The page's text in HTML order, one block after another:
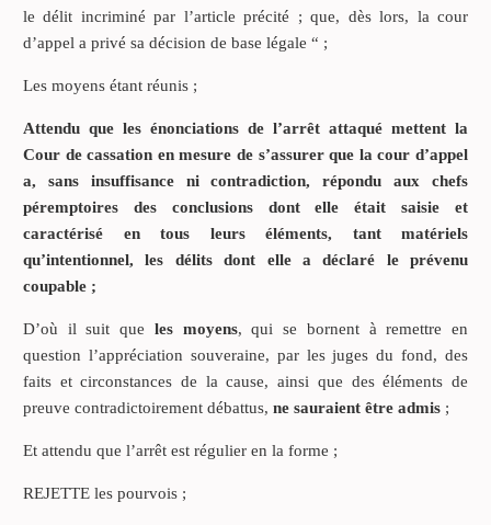
le délit incriminé par l’article précité ; que, dès lors, la cour
d’appel a privé sa décision de base légale “ ;
Les moyens étant réunis ;
Attendu que les énonciations de l’arrêt attaqué mettent la
Cour de cassation en mesure de s’assurer que la cour d’appel
a, sans insuffisance ni contradiction, répondu aux chefs
péremptoires des conclusions dont elle était saisie et
caractérisé en tous leurs éléments, tant matériels
qu’intentionnel, les délits dont elle a déclaré le prévenu
coupable ;
D’où il suit que les moyens, qui se bornent à remettre en
question l’appréciation souveraine, par les juges du fond, des
faits et circonstances de la cause, ainsi que des éléments de
preuve contradictoirement débattus, ne sauraient être admis ;
Et attendu que l’arrêt est régulier en la forme ;
REJETTE les pourvois ;